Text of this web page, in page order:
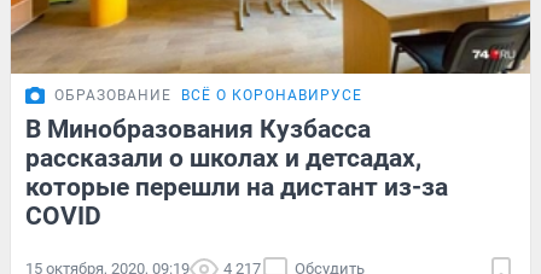
ОБРАЗОВАНИЕ ВСЁ О КОРОНАВИРУСЕ
В Минобразования Кузбасса
рассказали о школах и детсадах,
которые перешли на дистант из-за
COVID
15 октября, 2020, 09:19 4 217 Обсудить